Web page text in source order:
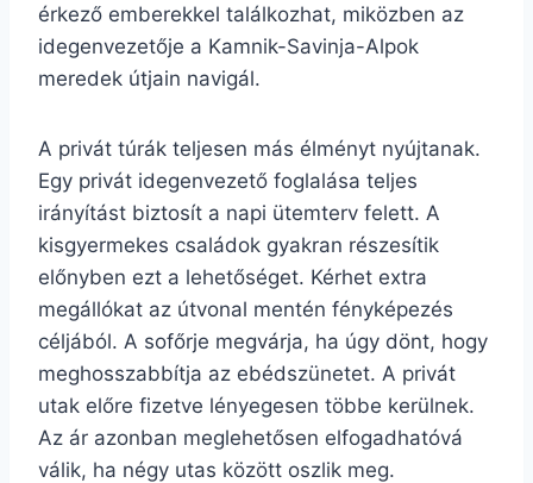
érkező emberekkel találkozhat, miközben az
idegenvezetője a Kamnik-Savinja-Alpok
meredek útjain navigál.
A privát túrák teljesen más élményt nyújtanak.
Egy privát idegenvezető foglalása teljes
irányítást biztosít a napi ütemterv felett. A
kisgyermekes családok gyakran részesítik
előnyben ezt a lehetőséget. Kérhet extra
megállókat az útvonal mentén fényképezés
céljából. A sofőrje megvárja, ha úgy dönt, hogy
meghosszabbítja az ebédszünetet. A privát
utak előre fizetve lényegesen többe kerülnek.
Az ár azonban meglehetősen elfogadhatóvá
válik, ha négy utas között oszlik meg.